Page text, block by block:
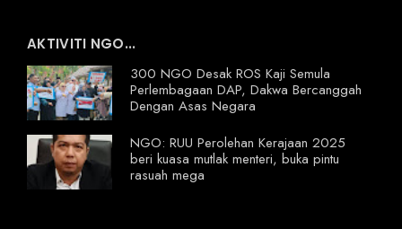
AKTIVITI NGO...
300 NGO Desak ROS Kaji Semula
Perlembagaan DAP, Dakwa Bercanggah
Dengan Asas Negara
NGO: RUU Perolehan Kerajaan 2025
beri kuasa mutlak menteri, buka pintu
rasuah mega